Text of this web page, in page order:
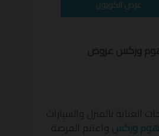
عرض الكوبون
وركس